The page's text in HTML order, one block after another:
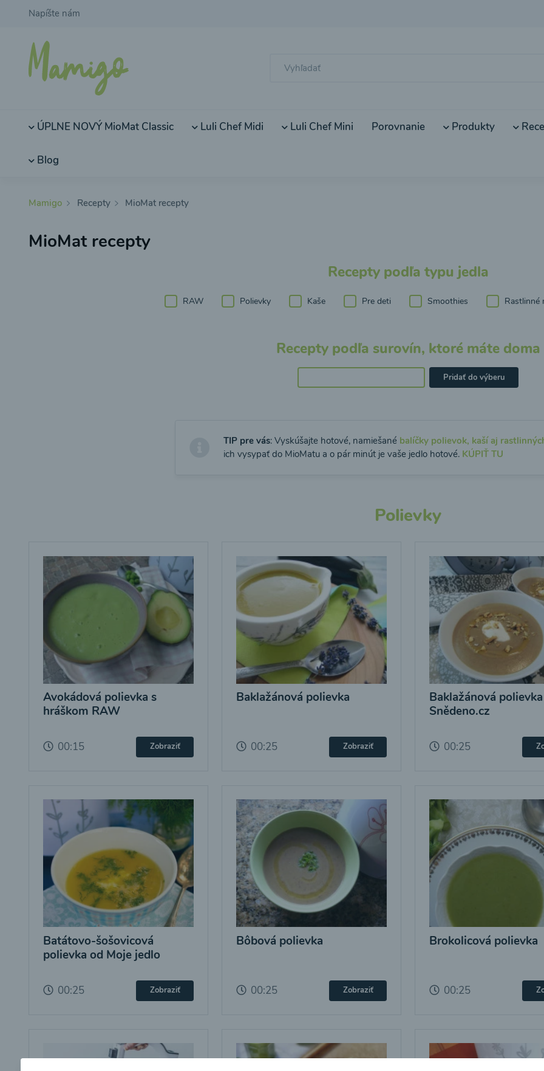
Napíšte nám
ÚPLNE NOVÝ MioMat Classic Luli Chef Midi Luli Chef Mini Porovnanie Produkty
Blog
Mamigo Recepty MioMat recepty
MioMat recepty
Recepty podľa typu jedla
RAW Polievky Kaše Pre deti Smoothies Rastlinné
Recepty podľa surovín, ktoré máte doma
Pridať do výberu
TIP pre vás: Vyskúšajte hotové, namiešané balíčky polievok, kaší aj
ich vysypať do MioMatu a o pár minút je vaše jedlo hotové. KÚPIŤ TU
Polievky
Avokádová polievka s
hráškom RAW
00:15 Zobraziť
Baklažánová polievka
00:25 Zobraziť
Baklažánová
Snědeno.cz
00:25
Batátovo-šošovicová
polievka od Moje jedlo
00:25 Zobraziť
Bôbová polievka
00:25 Zobraziť
Brokolicová polievka
00:25